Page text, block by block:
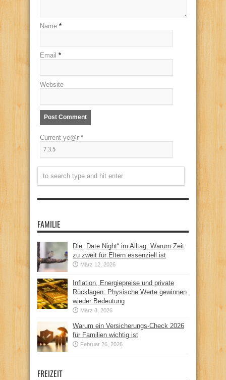
Name *
Email *
Website
Current ye@r *
FAMILIE
Die „Date Night“ im Alltag: Warum Zeit
zu zweit für Eltern essenziell ist
März 12, 2026
Inflation, Energiepreise und private
Rücklagen: Physische Werte gewinnen
wieder Bedeutung
März 3, 2026
Warum ein Versicherungs-Check 2026
für Familien wichtig ist
Februar 26, 2026
FREIZEIT